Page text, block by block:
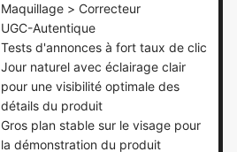
Maquillage > Correcteur
UGC-Autentique
Tests d'annonces à fort taux de clic
Jour naturel avec éclairage clair
pour une visibilité optimale des
détails du produit
Gros plan stable sur le visage pour
la démonstration du produit